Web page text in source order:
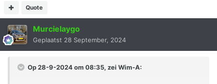
Quote
Murcielaygo
Geplaatst 28 September, 2024
Op 28-9-2024 om 08:35, zei Wim-A: